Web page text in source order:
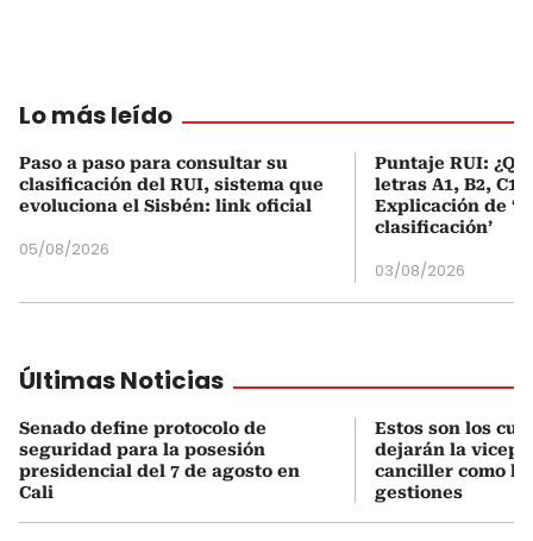
Lo más leído
Paso a paso para consultar su
clasificación del RUI, sistema que
evoluciona el Sisbén: link oficial
05/08/2026
Puntaje RUI:
letras A1, B2, C1
Explicación de
clasificación’
03/08/2026
Últimas Noticias
Senado define protocolo de
seguridad para la posesión
presidencial del 7 de agosto en
Cali
Estos son los
dejarán la
canciller como
gestiones